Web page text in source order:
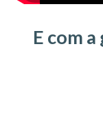
E com